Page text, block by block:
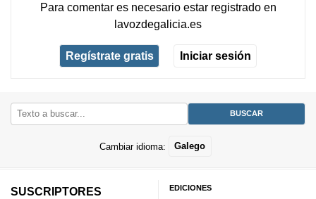
Para comentar es necesario estar registradoen
lavozdegalicia.es
Regístrate gratis Iniciar sesión
Cambiar idioma: Galego
SUSCRIPTORES
EDICIONES